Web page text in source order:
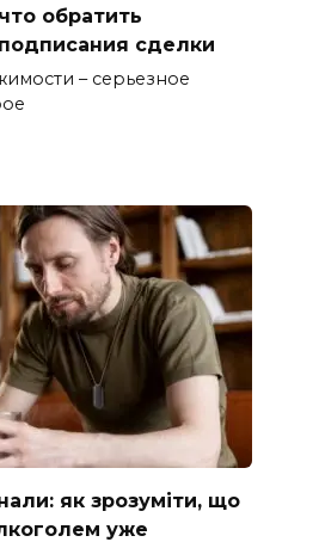
обратить
сделки
– серьезное
як зрозуміти, що
уже